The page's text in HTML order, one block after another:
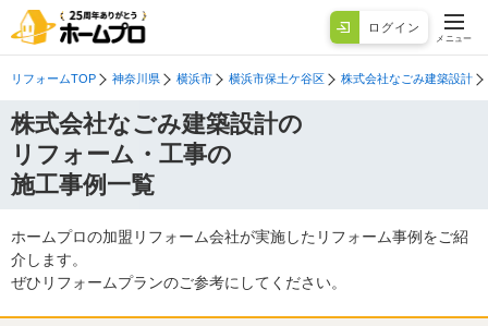
ログイン
メニュー
リフォームTOP 神奈川県 横浜市 横浜市保土ケ谷区 株式会社なごみ建築設計
株式会社なごみ建築設計の
リフォーム・工事の
施工事例一覧
ホームプロの加盟リフォーム会社が実施したリフォーム事例をご紹
介します。
ぜひリフォームプランのご参考にしてください。